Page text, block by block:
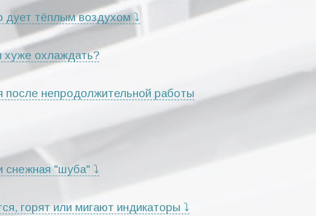
дует тёплым воздухом ⤵
хуже охлаждать?
после непродолжительной работы
снежная "шуба" ⤵
горят или мигают индикаторы ⤵